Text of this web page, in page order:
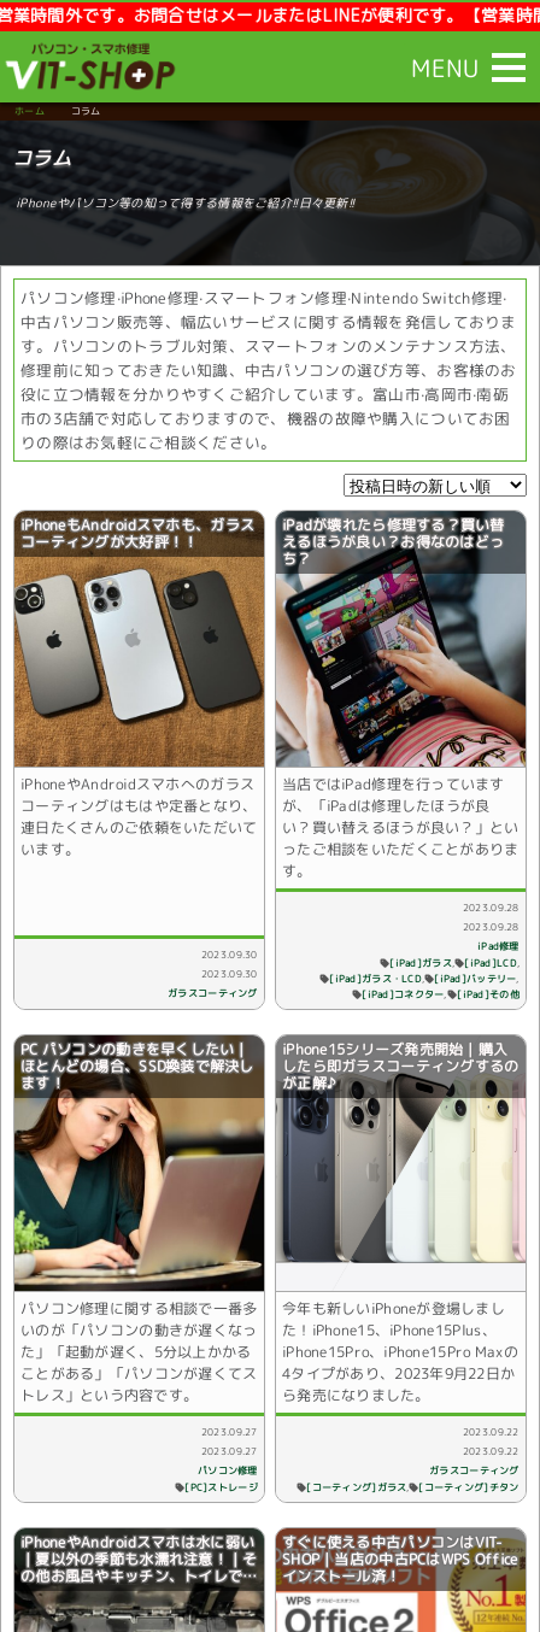
です。お問合せはメールまたはLINEが便利です。【営業時間】
MENU
ホーム コラム
コラム
iPhoneやパソコン等の知って得する情報をご紹介!!日々更新!!
パソコン修理·iPhone修理·スマートフォン修理·Nintendo Switch修理·
中古パソコン販売等、幅広いサービスに関する情報を発信しておりま
す。パソコンのトラブル対策、スマートフォンのメンテナンス方法、
修理前に知っておきたい知識、中古パソコンの選び方等、お客様のお
役に立つ情報を分かりやすくご紹介しています。富山市·高岡市·南砺
市の3店舗で対応しておりますので、機器の故障や購入についてお困
りの際はお気軽にご相談ください。
iPhoneもAndroidスマホも、ガラス
コーティングが大好評！！
iPhoneやAndroidスマホへのガラス
コーティングはもはや定番となり、
連日たくさんのご依頼をいただいて
います。
2023.09.30
2023.09.30
ガラスコーティング
iPadが壊れたら修理する？買い替
えるほうが良い？お得なのはどっ
ち？
当店ではiPad修理を行っています
が、「iPadは修理したほうが良
い？買い替えるほうが良い？」とい
ったご相談をいただくことがありま
す。
2023.09.28
2023.09.28
iPad修理
[iPad]ガラス [iPad]LCD
[iPad]ガラス・LCD [iPad]バッテリー
[iPad]コネクター [iPad]その他
PC パソコンの動きを早くしたい｜
ほとんどの場合、SSD換装で解決し
ます！
パソコン修理に関する相談で一番多
いのが「パソコンの動きが遅くなっ
た」「起動が遅く、5分以上かかる
ことがある」「パソコンが遅くてス
トレス」という内容です。
2023.09.27
2023.09.27
パソコン修理
[PC]ストレージ
iPhone15シリーズ発売開始｜購入
したら即ガラスコーティングするの
が正解♪
今年も新しいiPhoneが登場しまし
た！iPhone15、iPhone15Plus、
iPhone15Pro、iPhone15Pro Maxの
4タイプがあり、2023年9月22日か
ら発売になりました。
2023.09.22
2023.09.22
ガラスコーティング
[コーティング]ガラス [コーティング]チタン
iPhoneやAndroidスマホは水に弱い
｜夏以外の季節も水濡れ注意！｜そ
の他お風呂やキッチン、トイレでの
水濡れによる不具合！！
すぐに使える中古パソコンはVIT-
SHOP｜当店の中古PCはWPS Office
インストール済！